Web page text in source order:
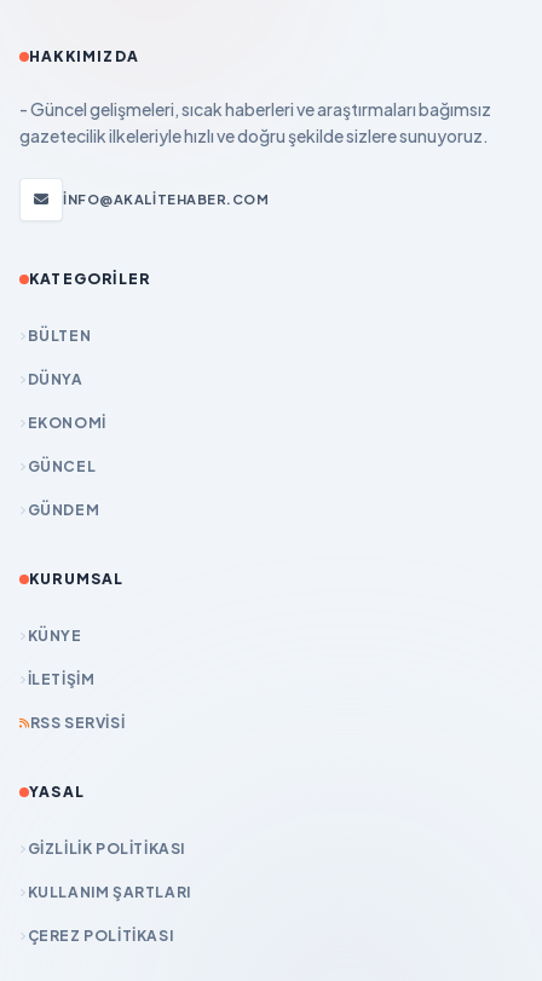
HAKKIMIZDA
- Güncel gelişmeleri, sıcak haberleri ve araştırmaları bağımsız
gazetecilik ilkeleriyle hızlı ve doğru şekilde sizlere sunuyoruz.
INFO@AKALITEHABER.COM
KATEGORILER
BÜLTEN
DÜNYA
EKONOMİ
GÜNCEL
GÜNDEM
KURUMSAL
KÜNYE
İLETIŞIM
RSS SERVISI
YASAL
GIZLILIK POLITIKASI
KULLANIM ŞARTLARI
ÇEREZ POLITIKASI